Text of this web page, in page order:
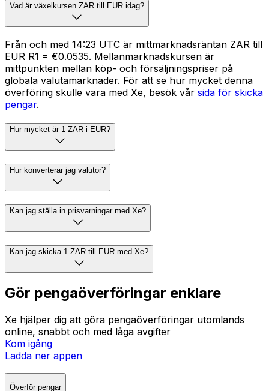
Vad är växelkursen ZAR till EUR idag?
Från och med 14:23 UTC är mittmarknadsräntan ZAR till
EUR R1 = €0.0535. Mellanmarknadskursen är
mittpunkten mellan köp- och försäljningspriser på
globala valutamarknader. För att se hur mycket denna
överföring skulle vara med Xe, besök vår sida för skicka
pengar.
Hur mycket är 1 ZAR i EUR?
Hur konverterar jag valutor?
Kan jag ställa in prisvarningar med Xe?
Kan jag skicka 1 ZAR till EUR med Xe?
Gör pengaöverföringar enklare
Xe hjälper dig att göra pengaöverföringar utomlands
online, snabbt och med låga avgifter
Kom igång
Ladda ner appen
Överför pengar